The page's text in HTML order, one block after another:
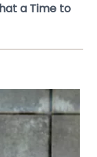
a Time to